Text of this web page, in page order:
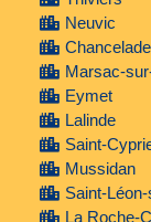
Neuvic
Chancelade
Marsac-
Eymet
Lalinde
Saint-
Mussidan
Saint-
La Roche-